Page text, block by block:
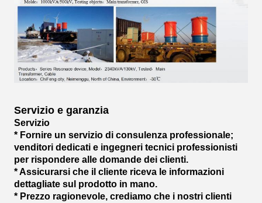
Servizio e garanzia
Servizio
* Fornire un servizio di consulenza professionale;
venditori dedicati e ingegneri tecnici professionisti
per rispondere alle domande dei clienti.
* Assicurarsi che il cliente riceva le informazioni
dettagliate sul prodotto in mano.
* Prezzo ragionevole, crediamo che i nostri clienti